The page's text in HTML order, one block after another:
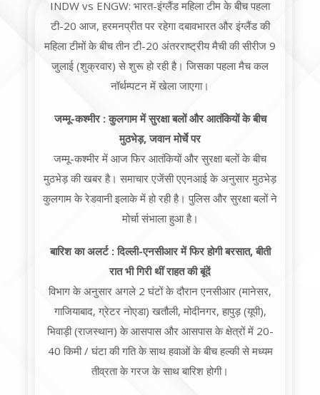
INDW vs ENGW: भारत-इंग्लैंड महिला टीम के बीच पहला
टी-20 आज, हरमनप्रीत पर रहेगा दबावभारत और इंग्लैंड की
महिला टीमों के बीच तीन टी-20 अंतरराष्ट्रीय मैची की सीरीज 9
जुलाई (शुक्रवार) से शुरू हो रही है। जिसका पहला मैच कल
नॉर्थम्पटन में खेला जाएगा।
जम्मू-कश्मीर : कुलगाम में सुरक्षा बलों और आतंकियों के बीच
मुठभेड़, जवान मोर्चे पर
जम्मू-कश्मीर में आज फिर आतंकियों और सुरक्षा बलों के बीच
मुठभेड़ की खबर है। समाचार एजेंसी एएनआई के अनुसार मुठभेड़
कुलगाम के रेडवानी इलाके में हो रही है। पुलिस और सुरक्षा बलों ने
मोर्चा संभाला हुआ है।
बारिश का अलर्ट : दिल्ली-एनसीआर में फिर होगी बरसात, बीती
रात भी गिरी थीं राहत की बूंदें
विभाग के अनुसार अगले 2 घंटों के दौरान एनसीआर (मानेसर,
गाजियाबाद, ग्रेटर नोएडा) खतौली, मोदीनगर, हापुड़ (यूपी),
भिवाड़ी (राजस्थान) के आसपास और आसपास के क्षेत्रों में 20-
40 किमी / घंटा की गति के साथ हवाओं के बीच हल्की से मध्यम
तीव्रता के गरज के साथ बारिश होगी।